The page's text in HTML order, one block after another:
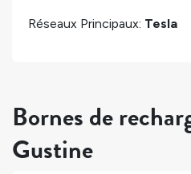
Réseaux Principaux: Tesla
Bornes de
Gustine